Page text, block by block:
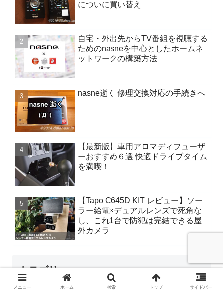
についに買い替え
自宅・外出先からTV番組を視聴する
ためのnasneを中心としたホームネ
ットワークの構築方法
nasne逝く 修理交換対応の手続きへ
【最新版】車用アロマディフューザ
ーおすすめ６選 快適ドライブタイム
を満喫！
【Tapo C645D KIT レビュー】ソー
ラー給電×デュアルレンズで死角な
し、これ1台で防犯は完結できる屋
外カメラ
カテゴリー
メニュー ホーム 検索 トップ サイドバー